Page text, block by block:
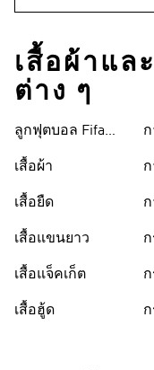
เสื้อผ้าแล
ต่าง ๆ
ลูกฟุตบอล Fifa
เสื้อผ้า
เสื้อยืด
เสื้อแขนยาว
เสื้อแจ็คเก็ต
เสื้อฮู้ด
ก
ก
ก